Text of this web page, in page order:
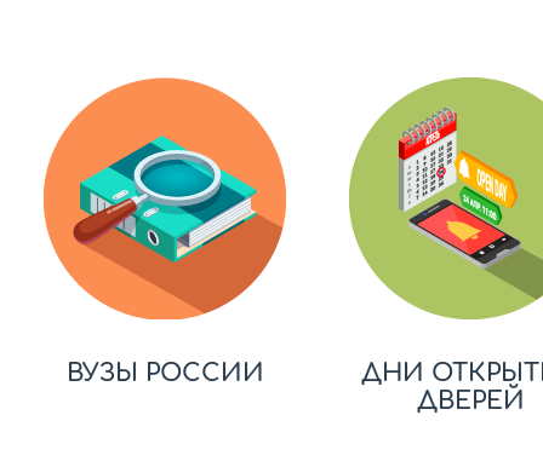
ВУЗЫ РОССИИ
ДНИ
ДВЕРЕЙ